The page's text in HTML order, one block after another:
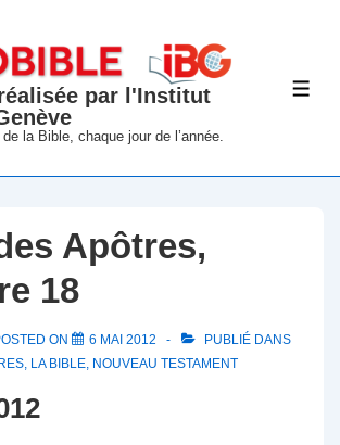
par l'Institut
la Bible, chaque jour de l’année.
Apôtres,
18
ON 6 MAI 2012
PUBLIÉ DANS
, LA BIBLE, NOUVEAU TESTAMENT